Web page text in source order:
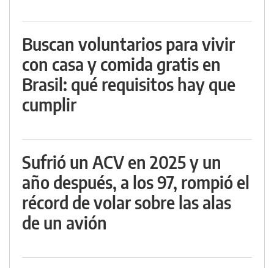
Buscan voluntarios para vivir
con casa y comida gratis en
Brasil: qué requisitos hay que
cumplir
Sufrió un ACV en 2025 y un
año después, a los 97, rompió el
récord de volar sobre las alas
de un avión